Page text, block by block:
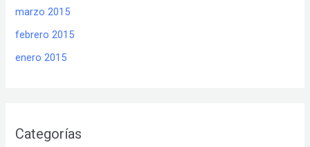
marzo 2015
febrero 2015
enero 2015
Categorías